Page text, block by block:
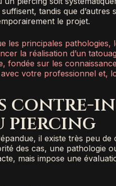
tandis que d’autres
le projet.
les principales pathologies,
la réalisation d’un
sur les
votre professionnel et,
contre-
piercing
il existe très peu
des cas, une pathologie
mais impose une